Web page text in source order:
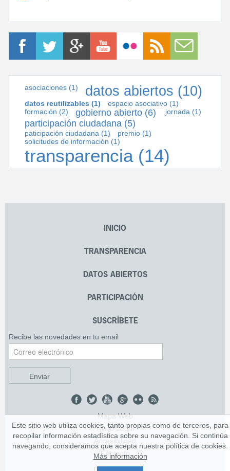
asociaciones (1) datos abiertos (10)
datos reutilizables (1) espacio asociativo (1)
formación (2) gobierno abierto (6) jornada (1)
participación ciudadana (5)
paticipación ciudadana (1) premio (1)
solicitudes de información (1)
transparencia(14)
INICIO
TRANSPARENCIA
DATOS ABIERTOS
PARTICIPACIÓN
SUSCRÍBETE
Recibe las novedades en tu email
Enviar
Mapa Web
Aviso Legal
Accesibilidad
Contacto
Este sitio web utiliza cookies, tanto propias como de terceros, para
recopilar información estadística sobre su navegación. Si continúa
navegando, consideramos que acepta nuestra política de cookies.
Más información